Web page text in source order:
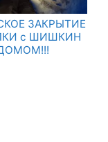
ЗАКРЫТИЕ
с ШИШКИН